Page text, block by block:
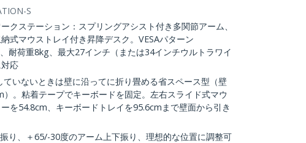
S
クステーション：スプリングアシスト付き多関節アーム、
式マウストレイ付き昇降デスク。VESAパターン
耐荷重8kg、最大27インチ（または34インチウルトラワイ
応
いないときは壁に沿ってに折り畳める省スペース型（壁
。粘着テープでキーボードを固定。左右スライド式マウ
を54.8cm、キーボードトレイを95.6cmまで壁面から引き
り、＋65/-30度のアーム上下振り、理想的な位置に調整可